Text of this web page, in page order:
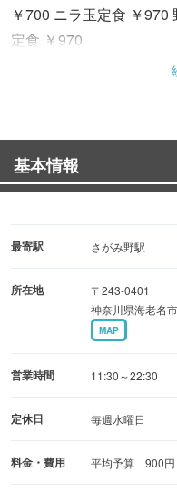
￥700 ニラ玉定食 ￥
定食 ￥970
自慢のWスープのだし
ー サンマーメン ￥700
基本情報
最寄駅 さがみ野駅
所在地
〒243-0401
神奈川県海老名
MAP
営業時間 11:30～22:30
定休日 毎週水曜日
料金・費用 平均予算 900円